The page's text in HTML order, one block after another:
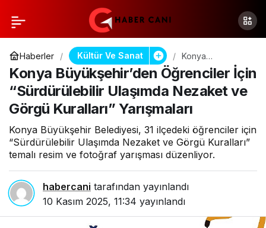
Haberler Kültür Ve Sanat
Konya
Büyükşehir’den
Öğrenciler İçin
“Sürdürülebilir
Ulaşımda
Nezaket ve
Görgü Kuralları”
Yarışmaları
Konya Büyükşehir’den Öğrenciler İçin
“Sürdürülebilir Ulaşımda Nezaket ve
Görgü Kuralları” Yarışmaları
Konya Büyükşehir Belediyesi, 31 ilçedeki öğrenciler için
“Sürdürülebilir Ulaşımda Nezaket ve Görgü Kuralları”
temalı resim ve fotoğraf yarışması düzenliyor.
habercani tarafından yayınlandı
10 Kasım 2025, 11:34 yayınlandı